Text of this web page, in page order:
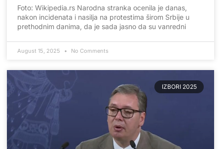
Foto: Wikipedia.rs Narodna stranka ocenila je danas,
nakon incidenata i nasilja na protestima širom Srbije u
prethodnim danima, da je sada jasno da su vanredni
August 15, 2025 No Comments
IZBORI 2025